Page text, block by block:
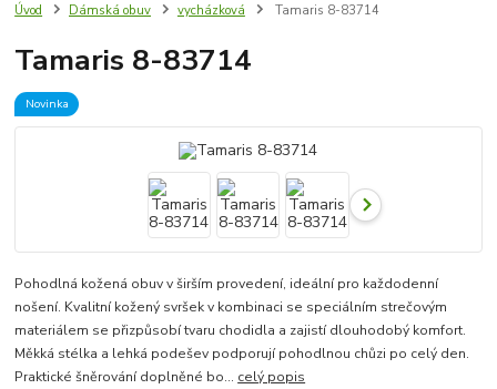
Úvod Dámská obuv vycházková Tamaris 8-83714
Tamaris 8-83714
Novinka
Pohodlná kožená obuv v širším provedení, ideální pro každodenní
nošení. Kvalitní kožený svršek v kombinaci se speciálním strečovým
materiálem se přizpůsobí tvaru chodidla a zajistí dlouhodobý komfort.
Měkká stélka a lehká podešev podporují pohodlnou chůzi po celý den.
Praktické šněrování doplněné bo... celý popis